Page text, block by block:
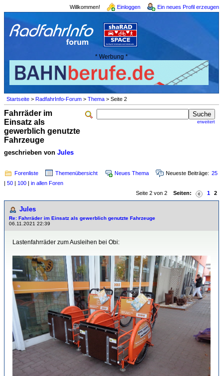
Willkommen! Einloggen Ein neues Profil erzeugen
* Werbung *
Startseite > RadfahrInfo-Forum > Thema > Seite 2
erweitert
Fahrräder im
Einsatz als
gewerblich genutzte
Fahrzeuge
geschrieben von Jules
Forenliste Themenübersicht Neues Thema Neueste Beiträge: 25
| 50 | 100 | in allen Foren
Seite 2 von 2 Seiten: 1 2
Jules
Re: Fahrräder im Einsatz als gewerblich genutzte Fahrzeuge
06.11.2021 22:39
Lastenfahrräder zum Ausleihen bei Obi: